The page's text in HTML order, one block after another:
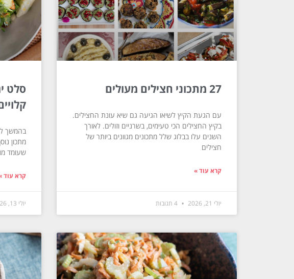
27 מתכוני חצילים מעולים
עם הגעת הקיץ לשיאו הגיעה גם שיא עונת החצילים.
בקיץ החצילים הכי טעימים, בשרניים וזולים. לאורך
השנים עלו בבלוג שלל מתכונים מגוונים ביותר של
חצילים
קרא עוד »
יולי 21, 2026
סלט
בהמשך
מתכון
שעומד
קרא עוד
יולי 13, 2026